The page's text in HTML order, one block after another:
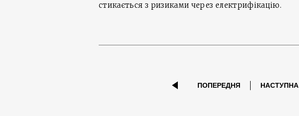
стикається з ризиками через електрифікацію.
ПОПЕРЕДНЯ НАСТУПНА